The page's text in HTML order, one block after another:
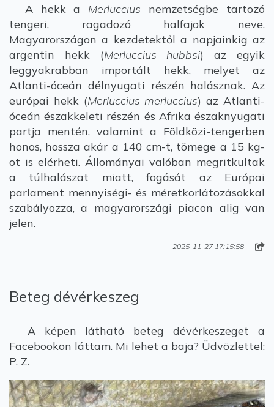
A hekk a Merluccius nemzetségbe tartozó
tengeri, ragadozó halfajok neve.
Magyarországon a kezdetektől a napjainkig az
argentin hekk (Merluccius hubbsi) az egyik
leggyakrabban importált hekk, melyet az
Atlanti-óceán délnyugati részén halásznak. Az
európai hekk (Merluccius merluccius) az Atlanti-
óceán északkeleti részén és Afrika északnyugati
partja mentén, valamint a Földközi-tengerben
honos, hossza akár a 140 cm-t, tömege a 15 kg-
ot is elérheti. Állományai valóban megritkultak
a túlhalászat miatt, fogását az Európai
parlament mennyiségi- és méretkorlátozásokkal
szabályozza, a magyarországi piacon alig van
jelen.
2025-11-27 17:15:58
Beteg dévérkeszeg
A képen látható beteg dévérkeszeget a
Facebookon láttam. Mi lehet a baja? Üdvözlettel:
P. Z.